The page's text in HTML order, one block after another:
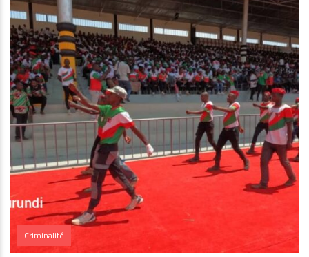
Criminalité